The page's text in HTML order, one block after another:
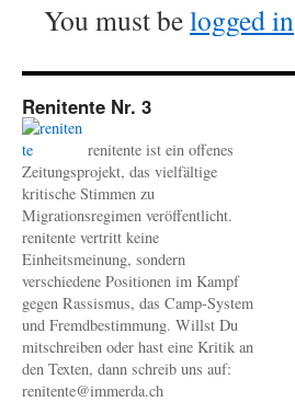
You must belogged in
Renitente Nr. 3
renitente ist ein offenes
Zeitungsprojekt, das vielfältige
kritische Stimmen zu
Migrationsregimen veröffentlicht.
renitente vertritt keine
Einheitsmeinung, sondern
verschiedene Positionen im Kampf
gegen Rassismus, das Camp-System
und Fremdbestimmung. Willst Du
mitschreiben oder hast eine Kritik an
den Texten, dann schreib uns auf:
renitente@immerda.ch